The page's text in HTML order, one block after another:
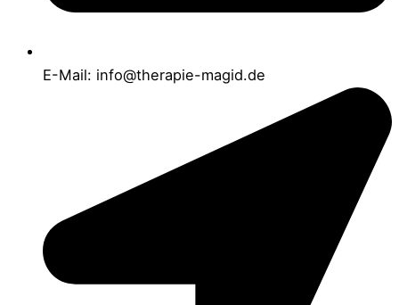
E-Mail: info@therapie-magid.de